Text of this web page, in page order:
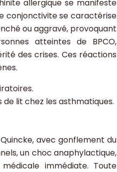
allergique se manifeste
conjonctivite se caractérise
ou aggravé, provoquant
atteintes de BPCO,
des crises. Ces réactions
de lit chez les asthmatiques.
avec gonflement du
un choc anaphylactique,
immédiate. Toute